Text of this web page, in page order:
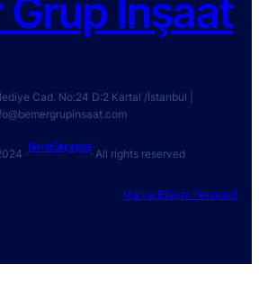
Grup İnşaat
Cad. No:24 D:2 Kartal /İstanbul |
·
Bemer Grup İnşaat
· All rights reserved
Marka Bilişim Teknoloji